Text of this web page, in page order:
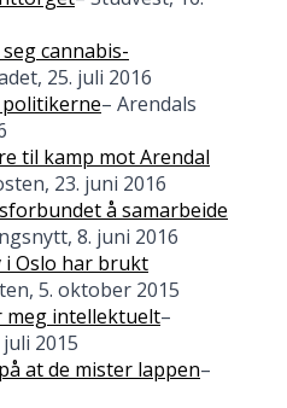
cannabis-
25. juli 2016
– Arendals
til kamp mot Arendal
23. juni 2016
å samarbeide
8. juni 2016
i Oslo har brukt
5. oktober 2015
meg intellektuelt–
2015
at de mister lappen–